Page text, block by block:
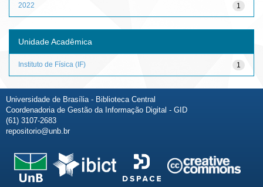
1
2022
Unidade Acadêmica
1
Instituto de Física (IF)
Universidade de Brasília - Biblioteca Central
Coordenadoria de Gestão da Informação Digital - GID
(61) 3107-2683
repositorio@unb.br